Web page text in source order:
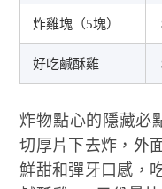
炸雞塊（5塊）
好吃鹹酥雞
炸物點心的隱藏必
切厚片下去炸，外
鮮甜和彈牙口感，